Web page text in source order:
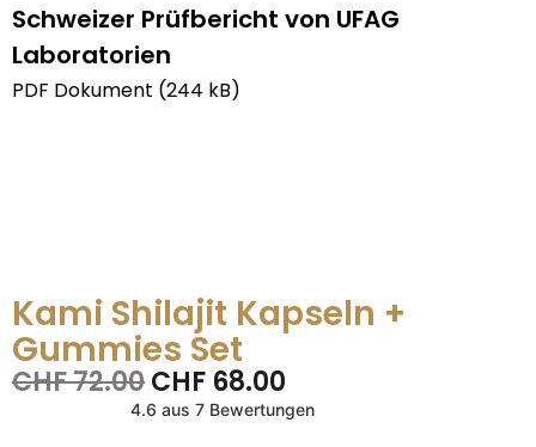
Schweizer Prüfbericht von UFAG
Laboratorien
PDF Dokument (244 kB)
Kami Shilajit Kapseln +
Gummies Set
CHF72.00CHF 68.00
4.6 aus 7 Bewertungen